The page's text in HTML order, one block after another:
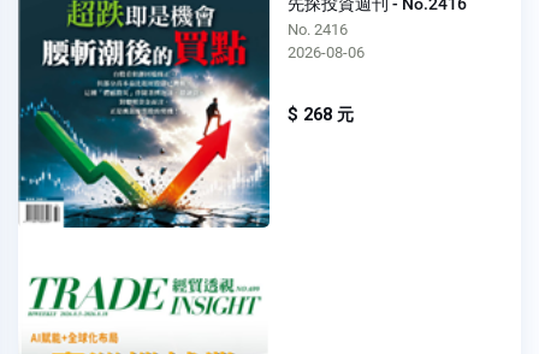
先探投資週刊 - No.2416
No. 2416
2026-08-06
$ 268 元